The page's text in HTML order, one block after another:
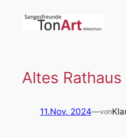
Altes
11.Nov. 2024—von